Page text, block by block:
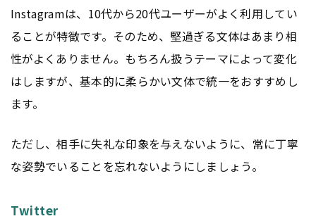
Instagramは、10代から20代ユーザーがよく利用してい
ることが特徴です。そのため、堅過ぎる文体はあまり相
性がよくありません。もちろん扱うテーマによって変化
はしますが、基本的に柔らかい文体で統一をおすすめし
ます。
ただし、相手に失礼な印象を与えないように、常に丁寧
な姿勢でいることを忘れないようにしましょう。
Twitter